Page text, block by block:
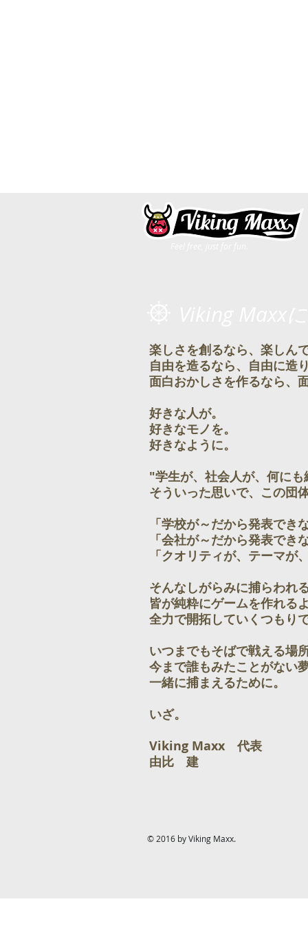
楽しさを創るなら、楽しん
自由を造るなら、自由に造り
面白おかしさを作るなら、
好きな人が。
好きなモノを。
好きなように。
"学生が、社会人が、何に
そういった思いで、この団
「学校が～だから発表でき
「会社が～だから発表でき
「クオリティが、テーマ
そんなしがらみに捕らわれ
皆が純粋にゲームを作れるよ
全力で開拓していくつもりで
いつまでもそばで戦える場所
今まで誰もみたことがない夢
一緒に捕まえるために。
いざ。
Viking Maxx 代表
由比 建
© 2016 by Viking Maxx.